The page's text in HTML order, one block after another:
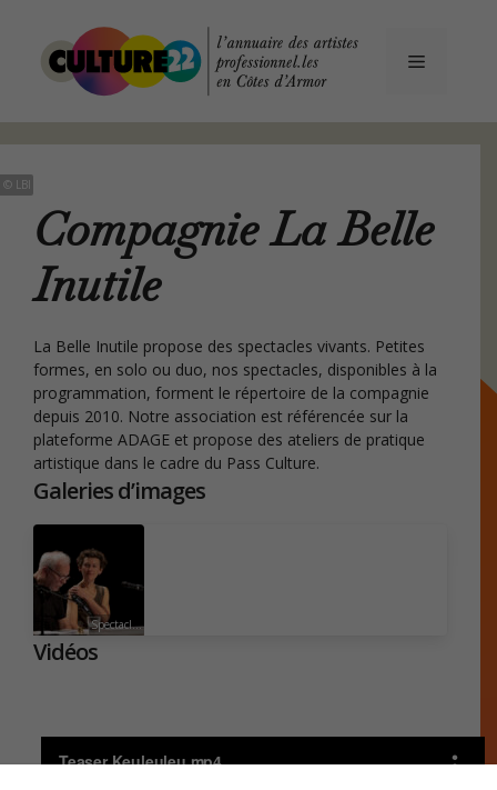
contenu
Menu
LBI
Compagnie La Belle
Inutile
La Belle Inutile propose des spectacles vivants. Petites
formes, en solo ou duo, nos spectacles, disponibles à la
programmation, forment le répertoire de la compagnie
depuis 2010. Notre association est référencée sur la
plateforme ADAGE et propose des ateliers de pratique
artistique dans le cadre du Pass Culture.
Galeries d’images
Spectacles de la compagnie La Belle Inutile | © Aloise
Vidéos